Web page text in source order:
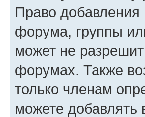
Право добавления
форума, группы
может не
форумах. Также
только членам
можете добавлять